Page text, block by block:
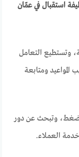
استقبال في عمّان
وتستطيع التعامل
المواعيد ومتابعة
وتبحث عن دور
العملاء.